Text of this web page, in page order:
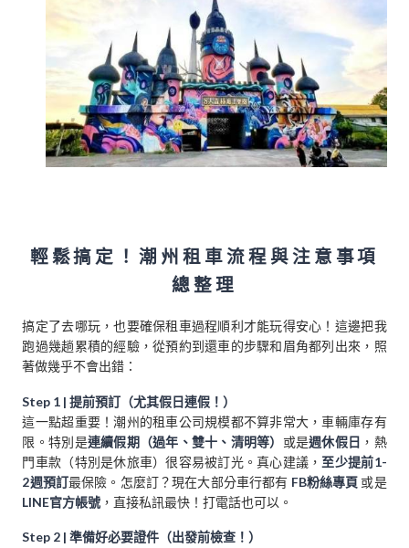
輕鬆搞定！潮州租車流程與注意事項
總整理
搞定了去哪玩，也要確保租車過程順利才能玩得安心！這邊把我
跑過幾趟累積的經驗，從預約到還車的步驟和眉角都列出來，照
著做幾乎不會出錯：
Step 1 | 提前預訂（尤其假日連假！）
這一點超重要！潮州的租車公司規模都不算非常大，車輛庫存有
限。特別是連續假期（過年、雙十、清明等） 或是週休假日 ，熱
門車款（特別是休旅車）很容易被訂光。真心建議， 至少提前1-
2週預訂最保險。怎麼訂？現在大部分車行都有 FB粉絲專頁 或是
LINE官方帳號 ，直接私訊最快！打電話也可以。
Step 2 | 準備好必要證件（出發前檢查！）